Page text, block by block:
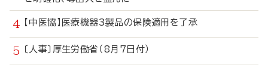
【中医協】医療機器3製品の保険適用を了承
〔人事〕厚生労働省（8月7日付）